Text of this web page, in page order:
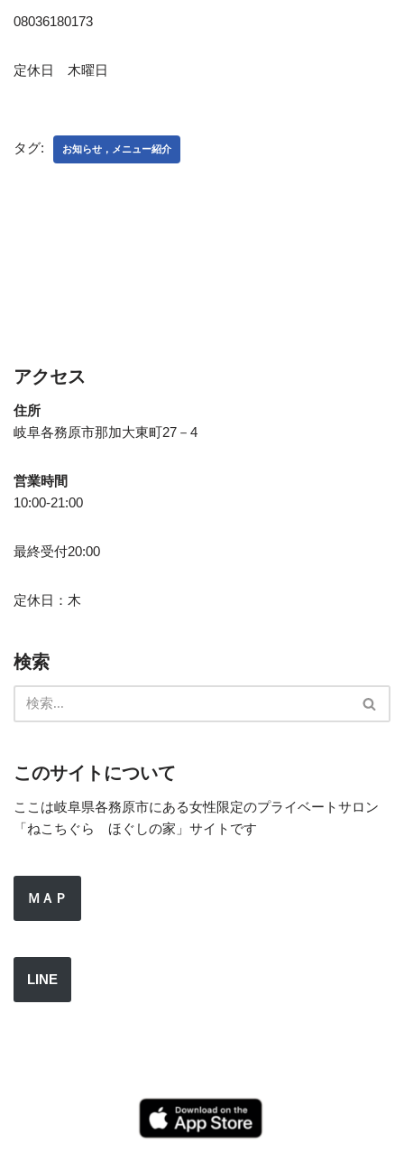
08036180173
定休日 木曜日
タグ: お知らせ，メニュー紹介
アクセス
住所
岐阜各務原市那加大東町27－4
営業時間
10:00-21:00
最終受付20:00
定休日：木
検索
このサイトについて
ここは岐阜県各務原市にある女性限定のプライベートサロン
「ねこちぐら ほぐしの家」サイトです
ＭＡＰ
LINE